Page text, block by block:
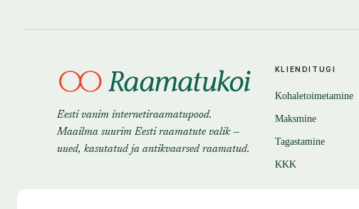
Eesti vanim internetiraamatupood.
Maailma suurim Eesti raamatute valik —
uued, kasutatud ja antikvaarsed raamatud.
KLIENDITUGI
Kohaletoimetamine
Maksmine
Tagastamine
KKK